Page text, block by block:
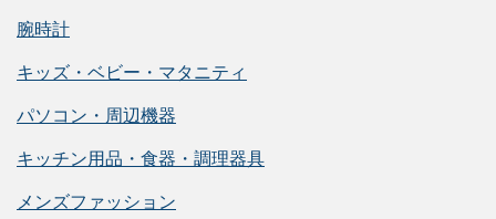
腕時計
キッズ・ベビー・マタニティ
パソコン・周辺機器
キッチン用品・食器・調理器具
メンズファッション